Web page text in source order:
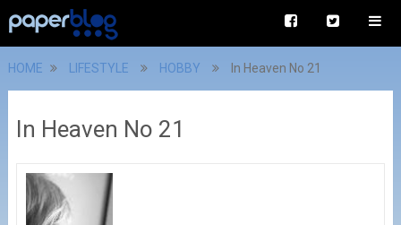
HOME LIFESTYLE HOBBY In Heaven No 21
In Heaven No 21